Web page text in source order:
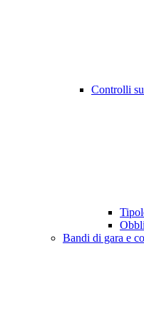
Controlli
Bandi di gara e